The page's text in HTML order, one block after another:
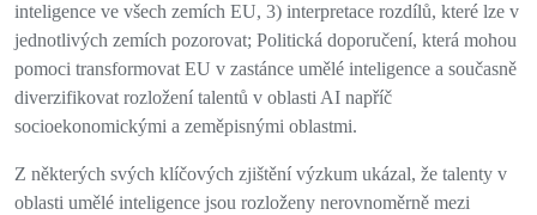
inteligence ve všech zemích EU, 3) interpretace rozdílů, které lze v
jednotlivých zemích pozorovat; Politická doporučení, která mohou
pomoci transformovat EU v zastánce umělé inteligence a současně
diverzifikovat rozložení talentů v oblasti AI napříč
socioekonomickými a zeměpisnými oblastmi.
Z některých svých klíčových zjištění výzkum ukázal, že talenty v
oblasti umělé inteligence jsou rozloženy nerovnoměrně mezi